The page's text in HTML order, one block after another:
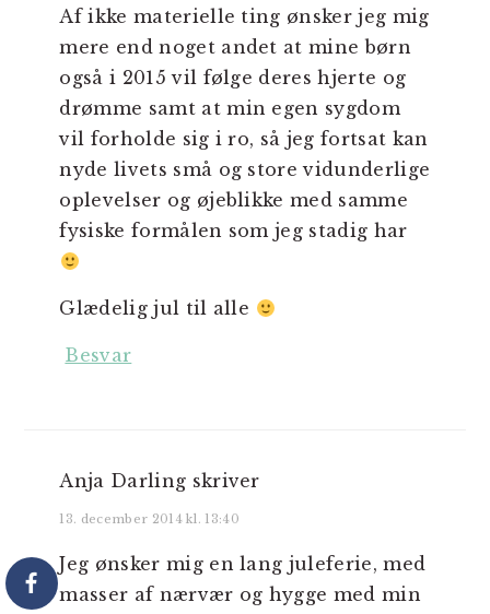
Af ikke materielle ting ønsker jeg mig
mere end noget andet at mine børn
også i 2015 vil følge deres hjerte og
drømme samt at min egen sygdom
vil forholde sig i ro, så jeg fortsat kan
nyde livets små og store vidunderlige
oplevelser og øjeblikke med samme
fysiske formålen som jeg stadig har
Glædelig jul til alle
Besvar
Anja Darling skriver
13. december 2014 kl. 13:40
Jeg ønsker mig en lang juleferie, med
masser af nærvær og hygge med min